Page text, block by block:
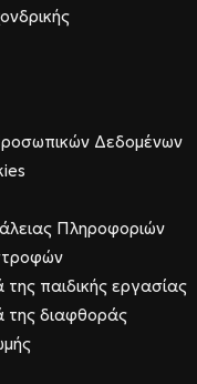
Δεδομένων
Πληροφοριών
της παιδικής εργασίας
της διαφθοράς